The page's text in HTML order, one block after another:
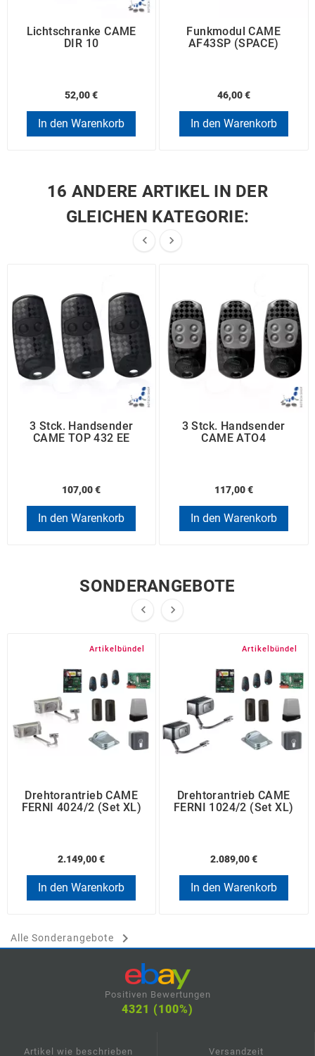
Lichtschranke CAME
DIR 10
52,00 €
In den Warenkorb
Funkmodul CAME
AF43SP (SPACE)
46,00 €
In den Warenkorb
16 ANDERE ARTIKEL IN DER
GLEICHEN KATEGORIE:
 
3 Stck. Handsender
CAME TOP 432 EE
107,00 €
In den Warenkorb
3 Stck. Handsender
CAME ATO4
117,00 €
In den Warenkorb
SONDERANGEBOTE
 
Artikelbündel
Drehtorantrieb CAME
FERNI 4024/2 (Set XL)
2.149,00 €
In den Warenkorb
Artikelbündel
Drehtorantrieb CAME
FERNI 1024/2 (Set XL)
2.089,00 €
In den Warenkorb
Alle Sonderangebote 
Positiven Bewertungen
4321 (100%)
Artikel wie beschrieben Versandzeit